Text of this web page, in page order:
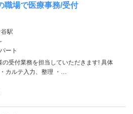
職場で医療事務/受付
駅
ート
の受付業務を担当していただきます! 具体
カルテ入力、整理 ・…